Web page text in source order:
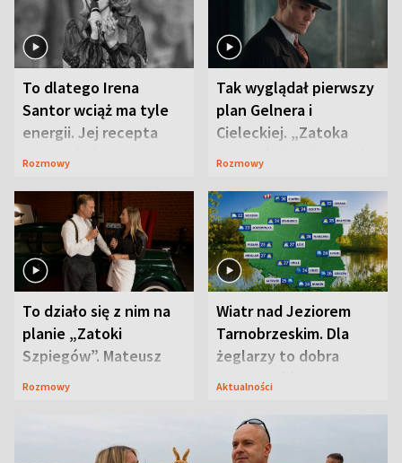
To dlatego Irena
Santor wciąż ma tyle
energii. Jej recepta
jest zaskakująco
Rozmowy
Tak wyglądał pierwszy
plan Gelnera i
Cieleckiej. „Zatoka
szpiegów” od razu ich
Rozmowy
To działo się z nim na
planie „Zatoki
Szpiegów”. Mateusz
Janicki odsłonił
Rozmowy
Wiatr nad Jeziorem
Tarnobrzeskim. Dla
żeglarzy to dobra
wiadomość
Aktualności